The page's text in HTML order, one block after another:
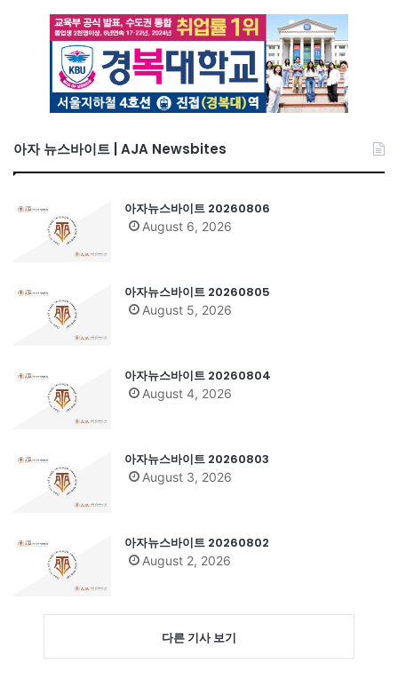
아자 뉴스바이트 | AJA Newsbites
아자뉴스바이트 20260806
August 6, 2026
아자뉴스바이트 20260805
August 5, 2026
아자뉴스바이트 20260804
August 4, 2026
아자뉴스바이트 20260803
August 3, 2026
아자뉴스바이트 20260802
August 2, 2026
다른 기사 보기